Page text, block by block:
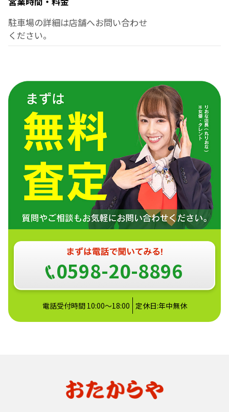
駐車場の詳細は店舗へお問い合わせ
ください。
0598-20-8896
電話受付時間 10:00～18:00 定休日:年中無休